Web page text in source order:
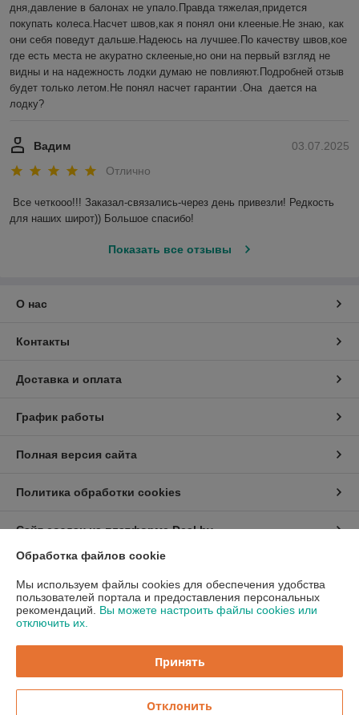
дня,давление в балонах не упало.Правда тяжелая,придется
покупать колеса.Насчет швов,как я понял они клееные.Не знаю, как
они себя поведут дальше.Надеюсь на лучшее.По качеству швов,кое
где есть места не акуратно склееные,но они на первый взгляд не
видны и на надежность лодки думаю не повлияют.Подробней отзыв
будет только летом.Не понял насчет гарантии .Она  дается на
лодку?
03.07.2025
Вадим
Отлично
Все четкооо!!! Заказал-связались-через день привезли! Редкость
для наших широт)) Большое спасибо!
Показать все отзывы
О нас
Контакты
Доставка и оплата
График работы
Полная версия сайта
Политика обработки cookies
Сайт создан на платформе Deal.by
Информация для покупателя
Индивидуальный предприниматель:ИП Бицан Вадим Михайлович
220089, г. Минск, ул. Папанина, 15-44
Регистрационный номер ЕГР: 193081965
Регистрационный орган: Минский горисполком
Обработка файлов cookie
Мы используем файлы cookies для обеспечения удобства
пользователей портала и предоставления персональных
рекомендаций. Вы можете настроить файлы cookies или
отключить их.
Принять
Отклонить